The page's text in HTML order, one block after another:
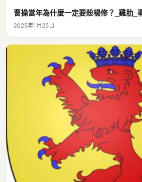
曹操當年為什麼一定要殺楊修？_雞肋_
2025年1月25日